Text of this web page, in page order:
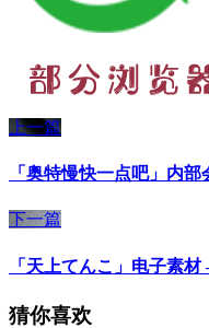
上一篇
「奥特慢快一点吧」内
下一篇
「天上てんこ」电子素
猜你喜欢